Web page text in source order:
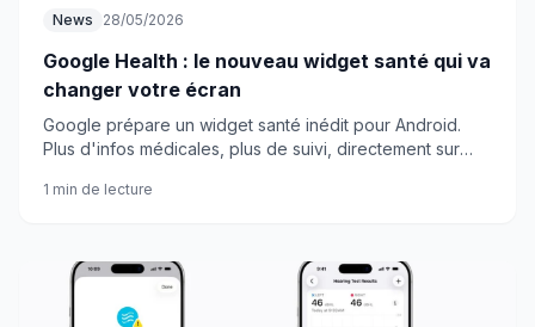
News 28/05/2026
Google Health : le nouveau widget santé qui va
changer votre écran
Google prépare un widget santé inédit pour Android.
Plus d'infos médicales, plus de suivi, directement sur
1 min de lecture